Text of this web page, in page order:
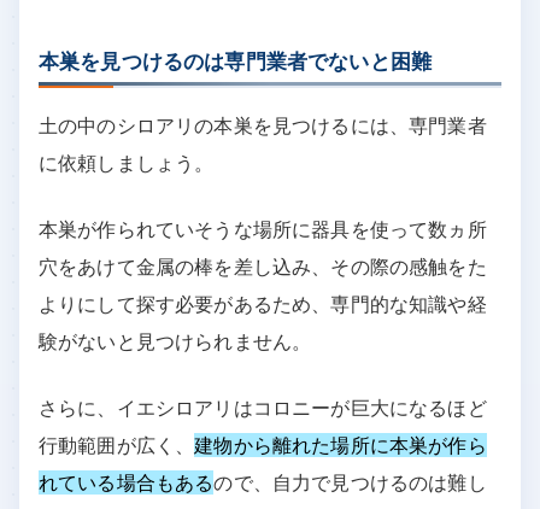
本巣を見つけるのは専門業者でないと困難
土の中のシロアリの本巣を見つけるには、専門業者
に依頼しましょう。
本巣が作られていそうな場所に器具を使って数ヵ所
穴をあけて金属の棒を差し込み、その際の感触をた
よりにして探す必要があるため、専門的な知識や経
験がないと見つけられません。
さらに、イエシロアリはコロニーが巨大になるほど
行動範囲が広く、建物から離れた場所に本巣が作ら
れている場合もあるので、自力で見つけるのは難し